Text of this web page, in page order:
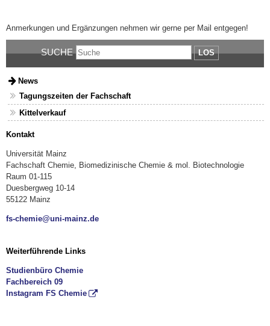
Anmerkungen und Ergänzungen nehmen wir gerne per Mail entgegen!
SUCHE LOS
News
Tagungszeiten der Fachschaft
Kittelverkauf
Kontakt
Universität Mainz
Fachschaft Chemie, Biomedizinische Chemie & mol. Biotechnologie
Raum 01-115
Duesbergweg 10-14
55122 Mainz
fs-chemie@uni-mainz.de
Weiterführende Links
Studienbüro Chemie
Fachbereich 09
Instagram FS Chemie